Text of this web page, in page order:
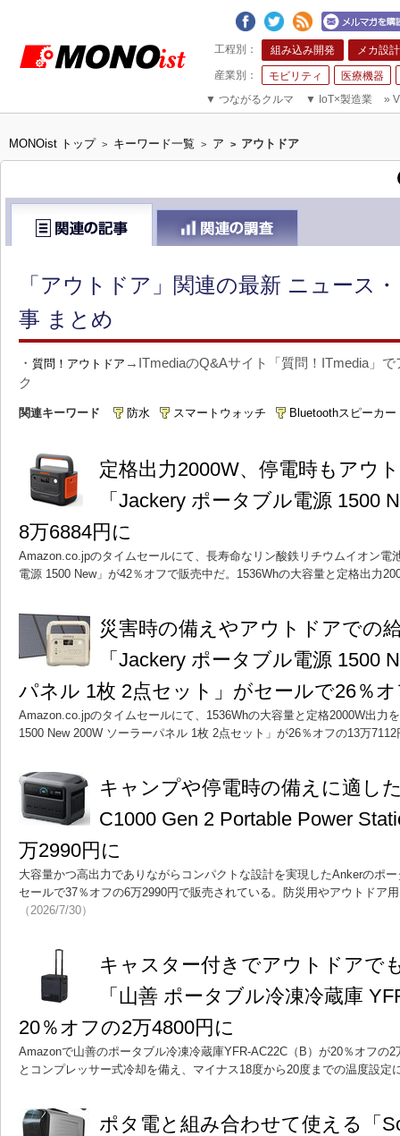
組み込み開発 メカ設計
モビリティ
医療機器
▼ つながるクルマ ▼ IoT×製造業 »
MONOist トップ > キーワード一覧 > ア > アウトドア
「アウトドア」関連の最新 ニュース
事 まとめ
・ 質問！アウトドア →ITmediaのQ&Aサイト「質問！ITmedia」
ク
関連キーワード 防水 スマートウォッチ Bluetoothスピーカー
定格出力2000W、停電時もアウ
「Jackery ポータブル電源 1500
8万6884円に
Amazon.co.jpのタイムセールにて、長寿命なリン酸鉄リチウムイオン電
電源 1500 New」が42％オフで販売中だ。1536Whの大容量と定格出力
災害時の備えやアウトドアでの
「Jackery ポータブル電源 1500
パネル 1枚 2点セット」がセールで26％
Amazon.co.jpのタイムセールにて、1536Whの大容量と定格2000W出力
1500 New 200W ソーラーパネル 1枚 2点セット」が26％オフの13万
キャンプや停電時の備えに適し
C1000 Gen 2 Portable Power
万2990円に
大容量かつ高出力でありながらコンパクトな設計を実現したAnkerのポ
セールで37％オフの6万2990円で販売されている。防災用やアウトドア
（2026/7/30）
キャスター付きでアウトドアで
「山善 ポータブル冷凍冷蔵庫
20％オフの2万4800円に
Amazonで山善のポータブル冷凍冷蔵庫YFR-AC22C（B）が20％オフの
とコンプレッサー式冷却を備え、マイナス18度から20度までの温度設定
ポタ電と組み合わせて使える「